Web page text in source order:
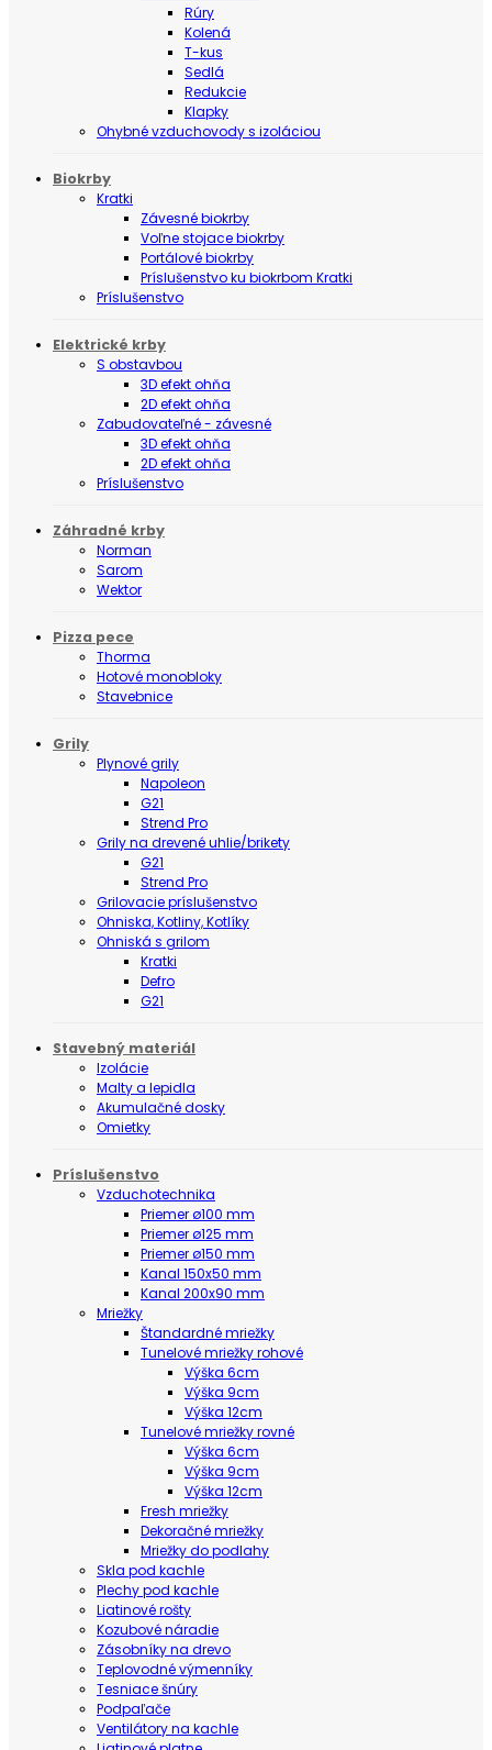
Rúry
Kolená
T-kus
Sedlá
Redukcie
Klapky
Ohybné vzduchovody s izoláciou
Biokrby
Kratki
Závesné biokrby
Voľne stojace biokrby
Portálové biokrby
Príslušenstvo ku biokrbom Kratki
Príslušenstvo
Elektrické krby
S obstavbou
3D efekt ohňa
2D efekt ohňa
Zabudovateľné - závesné
3D efekt ohňa
2D efekt ohňa
Príslušenstvo
Záhradné krby
Norman
Sarom
Wektor
Pizza pece
Thorma
Hotové monobloky
Stavebnice
Grily
Plynové grily
Napoleon
G21
Strend Pro
Grily na drevené uhlie/brikety
G21
Strend Pro
Grilovacie príslušenstvo
Ohniska, Kotliny, Kotlíky
Ohniská s grilom
Kratki
Defro
G21
Stavebný materiál
Izolácie
Malty a lepidla
Akumulačné dosky
Omietky
Príslušenstvo
Vzduchotechnika
Priemer ø100 mm
Priemer ø125 mm
Priemer ø150 mm
Kanal 150x50 mm
Kanal 200x90 mm
Mriežky
Štandardné mriežky
Tunelové mriežky rohové
Výška 6cm
Výška 9cm
Výška 12cm
Tunelové mriežky rovné
Výška 6cm
Výška 9cm
Výška 12cm
Fresh mriežky
Dekoračné mriežky
Mriežky do podlahy
Skla pod kachle
Plechy pod kachle
Liatinové rošty
Kozubové náradie
Zásobníky na drevo
Teplovodné výmenníky
Tesniace šnúry
Podpaľače
Ventilátory na kachle